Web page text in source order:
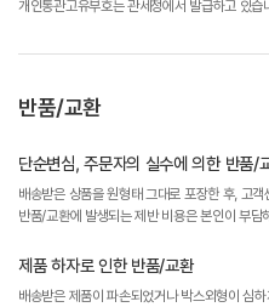
개인통관고유부호는 관세청에서 발급하고 있습
반품/교환
단순변심, 주문자의 실수에 의한 반품/
배송받은 상품을 원형태 그대로 포장한 후, 고
반품/교환에 발생되는 제반 비용은 본인이 부담
제품 하자로 인한 반품/교환
배송받은 제품이 파손되었거나 박스외형이 심